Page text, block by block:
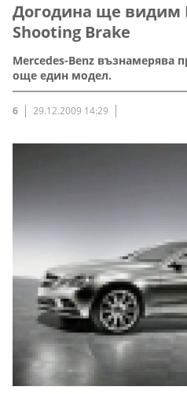
Догодина ще видим
Shooting Brake
Mercedes-Benz възнамерява
още един модел.
6 29.12.2009 14:29